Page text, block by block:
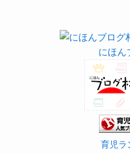
にほん
育児ラ